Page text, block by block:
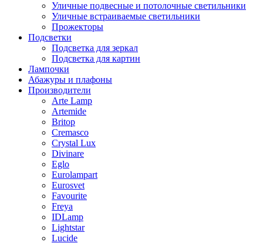
Уличные подвесные и потолочные светильники
Уличные встраиваемые светильники
Прожекторы
Подсветки
Подсветка для зеркал
Подсветка для картин
Лампочки
Абажуры и плафоны
Производители
Arte Lamp
Artemide
Britop
Cremasco
Crystal Lux
Divinare
Eglo
Eurolampart
Eurosvet
Favourite
Freya
IDLamp
Lightstar
Lucide